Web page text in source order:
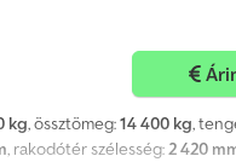
kg, össztömeg:14 400 kg,
, rakodótér szélesség:2 420